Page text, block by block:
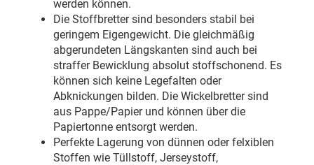
werden können.
Die Stoffbretter sind besonders stabil bei
geringem Eigengewicht. Die gleichmäßig
abgerundeten Längskanten sind auch bei
straffer Bewicklung absolut stoffschonend. Es
können sich keine Legefalten oder
Abknickungen bilden. Die Wickelbretter sind
aus Pappe/Papier und können über die
Papiertonne entsorgt werden.
Perfekte Lagerung von dünnen oder felxiblen
Stoffen wie Tüllstoff, Jerseystoff,